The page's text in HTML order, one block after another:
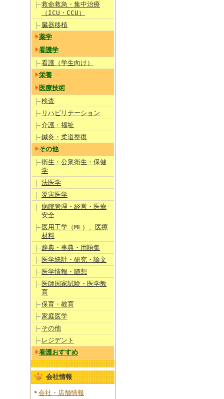
救命救急・集中治療
（ICU・CCU）
臓器移植
薬学
看護学
看護（学生向け）
栄養
医療技術
検査
リハビリテーション
介護・福祉
鍼灸・柔道整復
その他
衛生・公衆衛生・保健
学
法医学
災害医学
病院管理・経営・医療
安全
医用工学（ME）、医療
材料
辞典・事典・用語集
医学統計・研究・論文
医学情報・随想
医師国家試験・医学教
育
保育・教育
家庭医学
その他
レジデント
看護おすすめ
会社情報
会社・店舗情報